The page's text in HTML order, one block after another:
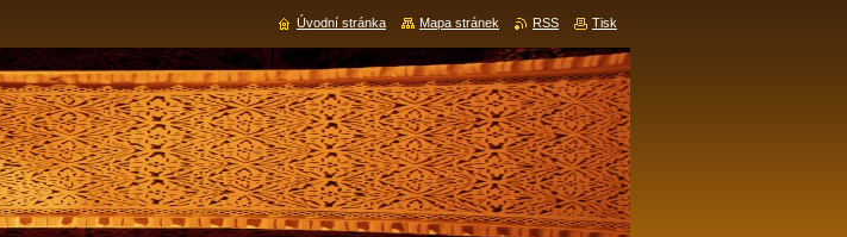
Úvodní stránka Mapa stránek RSS Tisk